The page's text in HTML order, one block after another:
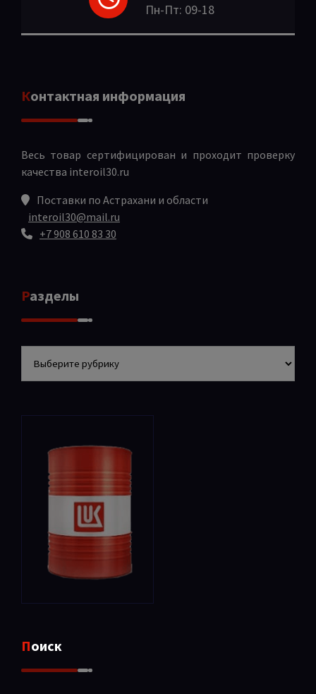
Пн-Пт: 09-18
Контактная информация
Весь товар сертифицирован и проходит проверку
качества interoil30.ru
Поставки по Астрахани и области
interoil30@mail.ru
+7 908 610 83 30
Разделы
Поиск